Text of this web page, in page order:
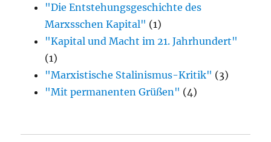
"Die Entstehungsgeschichte des
Marxsschen Kapital" (1)
"Kapital und Macht im 21. Jahrhundert"
(1)
"Marxistische Stalinismus-Kritik" (3)
"Mit permanenten Grüßen" (4)